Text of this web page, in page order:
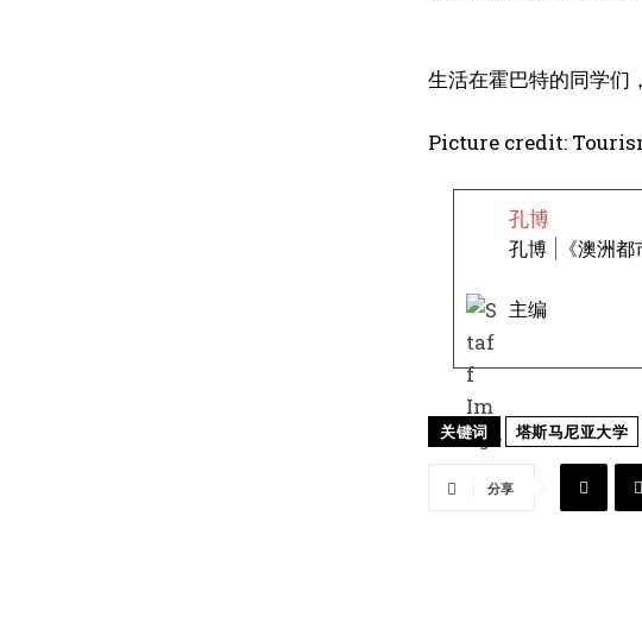
生活在霍巴特的同学们
Picture credit:
孔博
孔博 |《澳洲都
主编
关键词 塔斯马尼亚大学
分享